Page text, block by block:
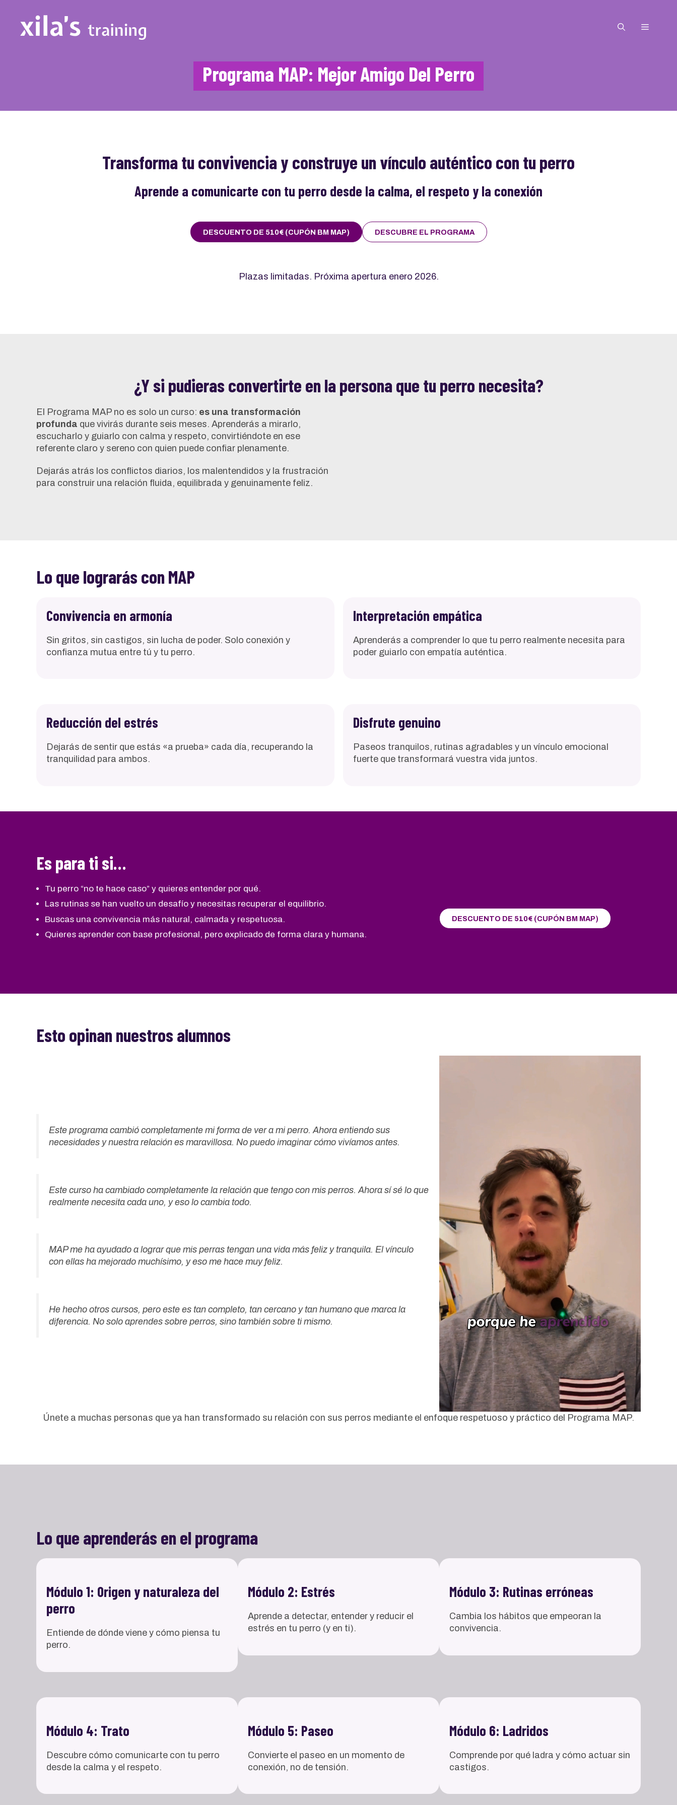
contenido
MENÚ
Programa MAP: Mejor Amigo Del Perro
Transforma tu convivencia y construye un vínculo auténtico con tu perro
Aprende a comunicarte con tu perro desde la calma, el respeto y la conexión
DESCUENTO DE 510€ (CUPÓN BM MAP) DESCUBRE EL PROGRAMA
Plazas limitadas. Próxima apertura enero 2026.
¿Y si pudieras convertirte en la persona que tu perro necesita?
El Programa MAP no es solo un curso: es una transformación
profunda que vivirás durante seis meses. Aprenderás a mirarlo,
escucharlo y guiarlo con calma y respeto, convirtiéndote en ese
referente claro y sereno con quien puede confiar plenamente.
Dejarás atrás los conflictos diarios, los malentendidos y la frustración
para construir una relación fluida, equilibrada y genuinamente feliz.
Lo que lograrás con MAP
Convivencia en armonía
Sin gritos, sin castigos, sin lucha de poder. Solo conexión y
confianza mutua entre tú y tu perro.
Interpretación empática
Aprenderás a comprender lo que tu perro realmente necesita para
poder guiarlo con empatía auténtica.
Reducción del estrés
Dejarás de sentir que estás «a prueba» cada día, recuperando la
tranquilidad para ambos.
Disfrute genuino
Paseos tranquilos, rutinas agradables y un vínculo emocional
fuerte que transformará vuestra vida juntos.
Es para ti si…
Tu perro “no te hace caso” y quieres entender por qué.
Las rutinas se han vuelto un desafío y necesitas recuperar el equilibrio.
Buscas una convivencia más natural, calmada y respetuosa.
Quieres aprender con base profesional, pero explicado de forma clara y humana.
DESCUENTO DE 510€ (CUPÓN BM MAP)
Esto opinan nuestros alumnos
Este programa cambió completamente mi forma de ver a mi perro. Ahora entiendo sus
necesidades y nuestra relación es maravillosa. No puedo imaginar cómo vivíamos antes.
Este curso ha cambiado completamente la relación que tengo con mis perros. Ahora sí sé lo que
realmente necesita cada uno, y eso lo cambia todo.
MAP me ha ayudado a lograr que mis perras tengan una vida más feliz y tranquila. El vínculo
con ellas ha mejorado muchísimo, y eso me hace muy feliz.
He hecho otros cursos, pero este es tan completo, tan cercano y tan humano que marca la
diferencia. No solo aprendes sobre perros, sino también sobre ti mismo.
Únete a muchas personas que ya han transformado su relación con sus perros mediante el enfoque respetuoso y práctico del Programa MAP.
Lo que aprenderás en el programa
Módulo 1: Origen y naturaleza del
perro
Entiende de dónde viene y cómo piensa tu
perro.
Módulo 2: Estrés
Aprende a detectar, entender y reducir el
estrés en tu perro (y en ti).
Módulo 3: Rutinas erróneas
Cambia los hábitos que empeoran la
convivencia.
Módulo 4: Trato
Descubre cómo comunicarte con tu perro
desde la calma y el respeto.
Módulo 5: Paseo
Convierte el paseo en un momento de
conexión, no de tensión.
Módulo 6: Ladridos
Comprende por qué ladra y cómo actuar sin
castigos.